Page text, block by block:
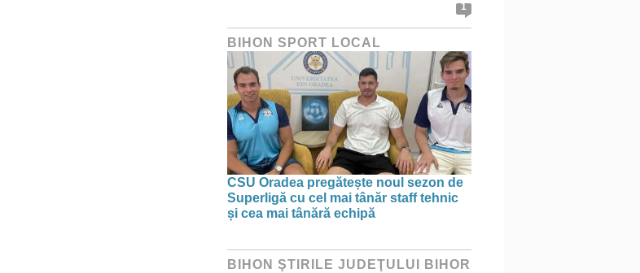
1
BIHON SPORT LOCAL
CSU Oradea pregătește noul sezon de
Superligă cu cel mai tânăr staff tehnic
și cea mai tânără echipă
BIHON ŞTIRILE JUDEŢULUI BIHOR